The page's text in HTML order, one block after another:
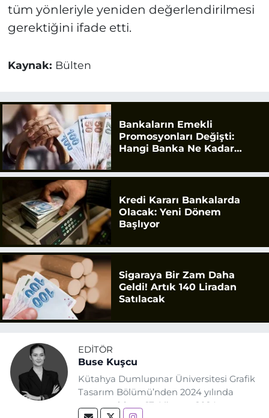
tüm yönleriyle yeniden değerlendirilmesi
gerektiğini ifade etti.
Kaynak: Bülten
Bankaların Emekli
Promosyonları Değişti:
Hangi Banka Ne Kadar
Kredi Kararı Bankalarda
Olacak: Yeni Dönem
Başlıyor
Sigaraya Bir Zam Daha
Geldi! Artık 140 Liradan
Satılacak
EDITÖR
Buse Kuşcu
Kütahya Dumlupınar Üniversitesi Grafik
Tasarım Bölümü’nden 2024 yılında
mezun oldum. 17 Ağustos 2024